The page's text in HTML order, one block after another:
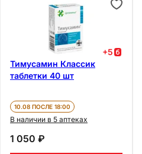
+5
Тимусамин Классик
таблетки 40 шт
10.08 ПОСЛЕ 18:00
В наличии в 5 аптеках
1 050 ₽